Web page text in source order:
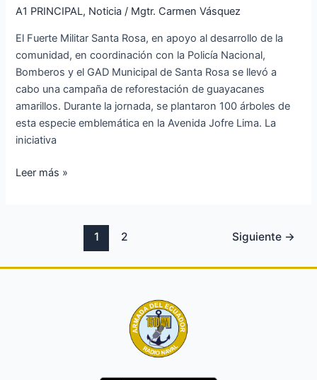
A1 PRINCIPAL, Noticia / Mgtr. Carmen Vásquez
El Fuerte Militar Santa Rosa, en apoyo al desarrollo de la
comunidad, en coordinación con la Policía Nacional,
Bomberos y el GAD Municipal de Santa Rosa se llevó a
cabo una campaña de reforestación de guayacanes
amarillos. Durante la jornada, se plantaron 100 árboles de
esta especie emblemática en la Avenida Jofre Lima. La
iniciativa
Amarillo
Leer más »
1 2 Siguiente →